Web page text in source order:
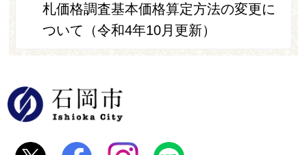
札価格調査基本価格算定方法の変更に
ついて（令和4年10月更新）